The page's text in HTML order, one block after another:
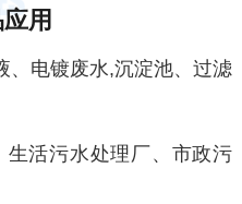
用
、电镀废水,沉淀池、过滤
活污水处理厂、市政污